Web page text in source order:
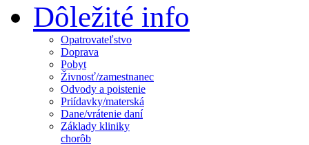
Dôležité info
Opatrovateľstvo
Doprava
Pobyt
Živnosť/zamestnanec
Odvody a poistenie
Priídavky/materská
Dane/vrátenie daní
Základy kliniky
chorôb